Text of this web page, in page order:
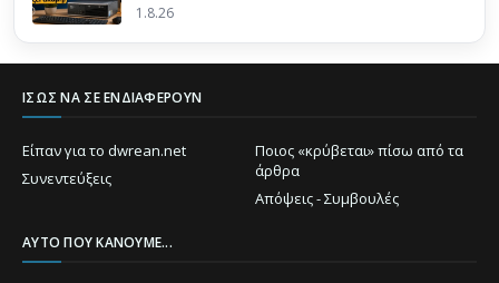
1.8.26
ΊΣΩΣ ΝΑ ΣΕ ΕΝΔΙΑΦΈΡΟΥΝ
Είπαν για το dwrean.net
Ποιος «κρύβεται» πίσω από τα
άρθρα
Συνεντεύξεις
Απόψεις - Συμβουλές
ΑΥΤΌ ΠΟΥ ΚΆΝΟΥΜΕ...